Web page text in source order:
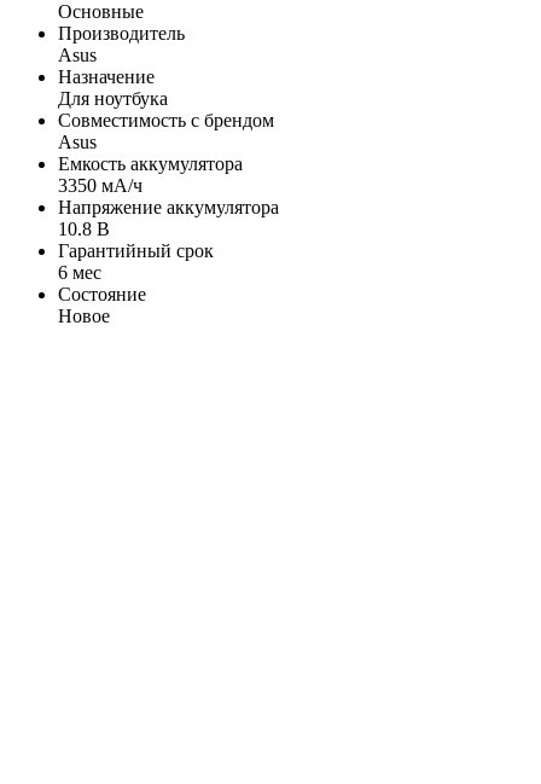
Основные
Производитель
Asus
Назначение
Для ноутбука
Совместимость с брендом
Asus
Емкость аккумулятора
3350 мА/ч
Напряжение аккумулятора
10.8 В
Гарантийный срок
6 мес
Состояние
Новое